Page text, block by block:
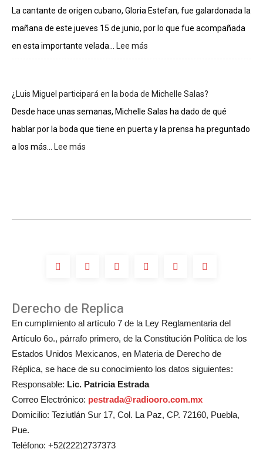
integrantes
La
La cantante de origen cubano, Gloria Estefan, fue galardonada la
mañana de este jueves 15 de junio, por lo que fue acompañada
en esta importante velada...
Lee más
al
Salón
la
¿Luis Miguel participará en la boda de Michelle Salas?
Desde hace unas semanas, Michelle Salas ha dado de qué
hablar por la boda que tiene en puerta y la prensa ha preguntado
a los más...
Lee más
boda
Derecho de Replica
En cumplimiento al artículo 7 de la Ley Reglamentaria del
Artículo 6o., párrafo primero, de la Constitución Política de los
Estados Unidos Mexicanos, en Materia de Derecho de
Réplica, se hace de su conocimiento los datos siguientes:
Responsable: Lic. Patricia Estrada
Correo Electrónico: pestrada@radiooro.com.mx
Domicilio: Teziutlán Sur 17, Col. La Paz, CP. 72160, Puebla,
Pue.
Teléfono: +52(222)2737373